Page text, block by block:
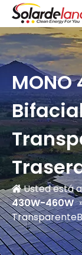
Usted está
430W-460W